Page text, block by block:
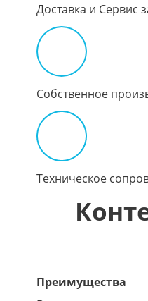
Доставка и Сервис
Собственное
Техническое
Преимущества